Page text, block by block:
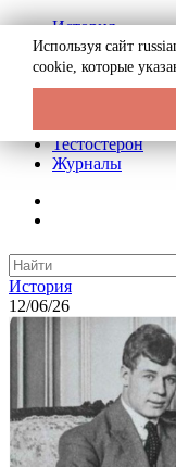
История
Биография
Криминал
Реклама на
Тестостерон
Журналы
История
12/06/26
Используя сайт
cookie, которые